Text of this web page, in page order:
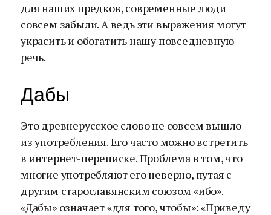
для наших предков, современные люди
совсем забыли. А ведь эти выражения могут
украсить и обогатить нашу повседневную
речь.
Дабы
Это древнерусское слово не совсем вышло
из употребления. Его часто можно встретить
в интернет-переписке. Проблема в том, что
многие употребляют его неверно, путая с
другим старославянским союзом «ибо».
«Дабы» означает «для того, чтобы»: «Приведу